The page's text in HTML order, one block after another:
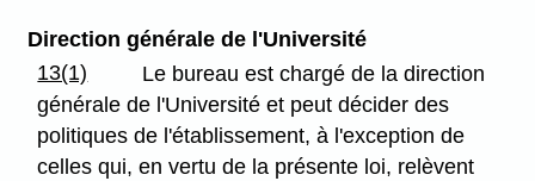
Direction générale de l'Université
13(1)
Le bureau est chargé de la direction
générale de l'Université et peut décider des
politiques de l'établissement, à l'exception de
celles qui, en vertu de la présente loi, relèvent